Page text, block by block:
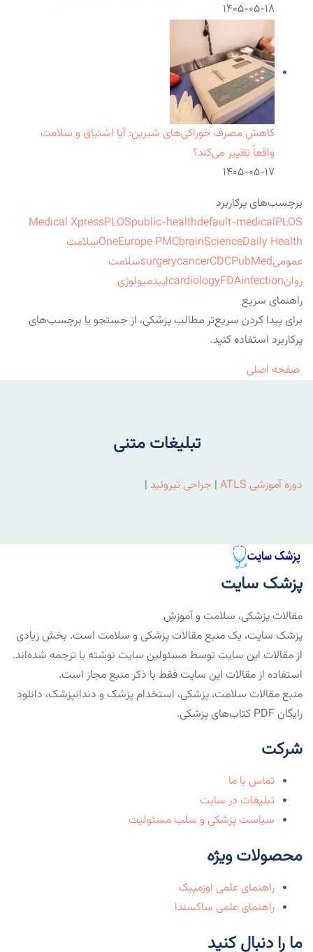
۱۴۰۵-۰۵-۱۸
کاهش مصرف خوراکی‌های شیرین: آیا اشتیاق و سلامت
واقعاً تغییر می‌کند؟
۱۴۰۵-۰۵-۱۷
برچسب‌های پرکاربرد
Medical XpressPLOSpublic-healthdefault-medicalPLOS
OneEurope PMCbrainScienceDaily Health
سلامت
عمومی
surgerycancerCDCPubMed
سلامت
روان
cardiologyFDAinfection
اپیدمیولوژی
راهنمای سریع
برای پیدا کردن سریع‌تر مطالب پزشکی، از جستجو یا برچسب‌های
پرکاربرد استفاده کنید.
صفحه اصلی
تبلیغات متنی
دوره آموزشی ATLS | جراحی تیروئید |
پزشک سایت
مقالات پزشکی، سلامت و آموزش
پزشک سایت، یک منبع مقالات پزشکی و سلامت است. بخش زیادی
از مقالات این سایت توسط مسئولین سایت نوشته یا ترجمه شده‌اند.
استفاده از مقالات این سایت فقط با ذکر منبع مجاز است.
منبع مقالات سلامت، پزشکی، استخدام پزشک و دندانپزشک، دانلود
رایگان PDF کتاب‌های پزشکی.
شرکت
تماس با ما
تبلیغات در سایت
سیاست پزشکی و سلب مسئولیت
محصولات ویژه
راهنمای علمی اوزمپیک
راهنمای علمی ساکسندا
ما را دنبال کنید